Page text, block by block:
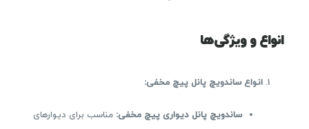
انواع و ویژگی‌ها
انواع ساندویچ پانل پیچ مخفی:
ساندویچ پانل دیواری پیچ مخفی: مناسب برای دیوارهای